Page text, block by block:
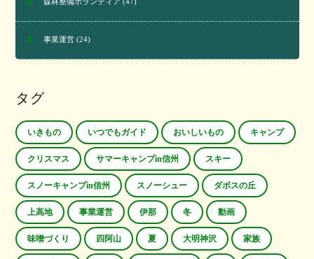
事業運営(24)
タグ
いきもの いつでもガイド おいしいもの キャンプ
クリスマス サマーキャンプin信州 スキー
スノーキャンプin信州 スノーシュー ダボスの丘
上高地 事業運営 伊那 冬 動画
味噌づくり 四阿山 夏 大明神沢 家族